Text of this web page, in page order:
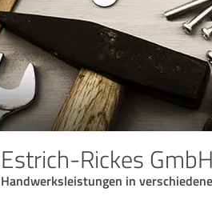
Estrich-Rickes GmbH
Handwerksleistungen in